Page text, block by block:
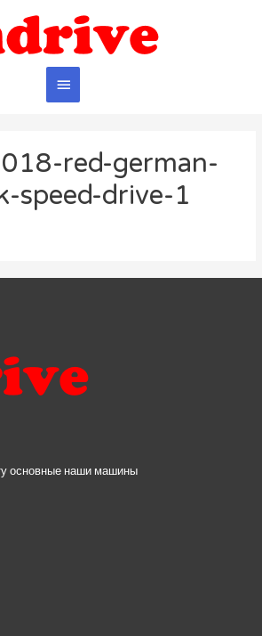
Главное
red-german-
speed-drive-1
основные наши машины